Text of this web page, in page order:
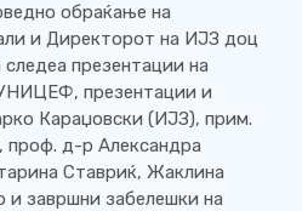
обраќање на
и Директорот на ИЈЗ доц
презентации на
презентации и
Караџовски (ИЈЗ), прим.
проф. д-р Александра
Ставриќ, Жаклина
и завршни забелешки на